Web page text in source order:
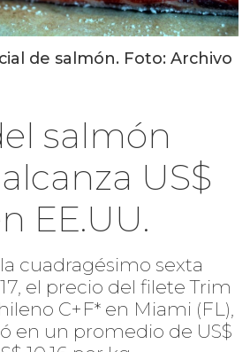
de salmón. Foto: Archivo
salmón
US$
EE.UU.
cuadragésimo sexta
el precio del filete Trim
C+F* en Miami (FL),
en un promedio de US$